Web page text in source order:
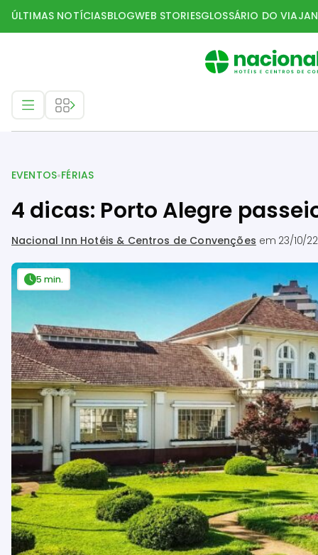
ÚLTIMAS NOTÍCIASBLOGWEB STORIESGLOSSÁRIO DO
Eventos
EVENTOS•FÉRIAS
4 dicas: Porto Alegre
Nacional Inn Hotéis & Centros de Convenções em 23/10/
5 min.